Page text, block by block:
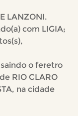
LANZONI.
com LIGIA;
o feretro
RIO CLARO
na cidade